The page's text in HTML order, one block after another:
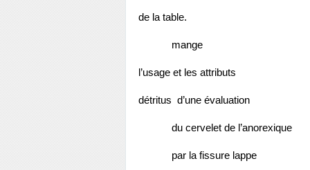
de la table.
mange
l’usage et les attributs
détritus d’une évaluation
du cervelet de l’anorexique
par la fissure lappe